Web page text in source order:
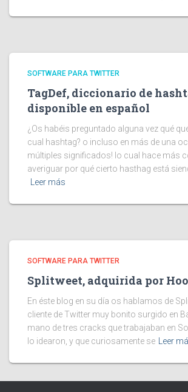
SOFTWARE PARA TWITTER
TagDef, diccionario de
disponible en español
¿Os habéis preguntado alguna vez qué
cual hashtag? o incluso en más de una
múltiples significados! lo cual hace más
averiguar por qué cierto hasthag está
Leer más
SOFTWARE PARA TWITTER
Splitweet, adquirida por
En éste blog en su día os hablamos de
cliente de Twitter muy bonito surgido en
mano de tres cracks que trabajaban en
lo idearon, y que curiosamente se
Leer